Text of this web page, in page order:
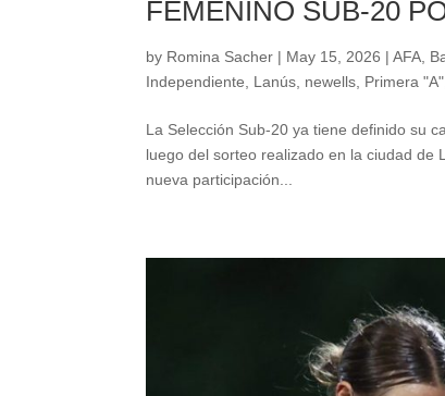
FEMENINO SUB-20
by Romina Sacher | May 15, 2026 |AFA,
Independiente, Lanús, newells, Primera "A"
La Selección Sub-20 ya tiene definido su
luego del sorteo realizado en la ciudad de
nueva participación...